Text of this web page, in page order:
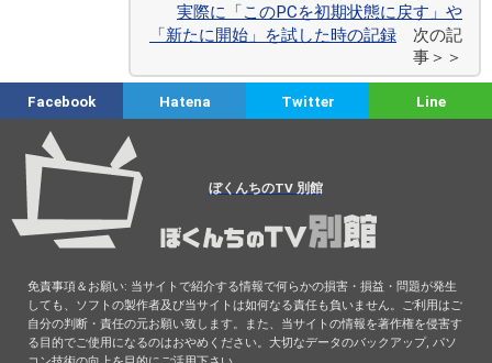
実際に「このPCを初期状態に戻す」や
「新たに開始」を試した時の記録 次の記
事＞＞
Facebook Hatena Twitter Line
ぼくんちのTV 別館
免責事項＆お願い: 当サイトで紹介する情報で何らかの損害・損益・問題が発生
しても、ソフトの製作者及び当サイトは如何なる責任も負いません。ご利用はご
自分の判断・責任の元お願い致します。また、当サイトの情報を著作権を侵害す
る目的でご使用になるのはおやめください。大切なデータのバックアップ, パソ